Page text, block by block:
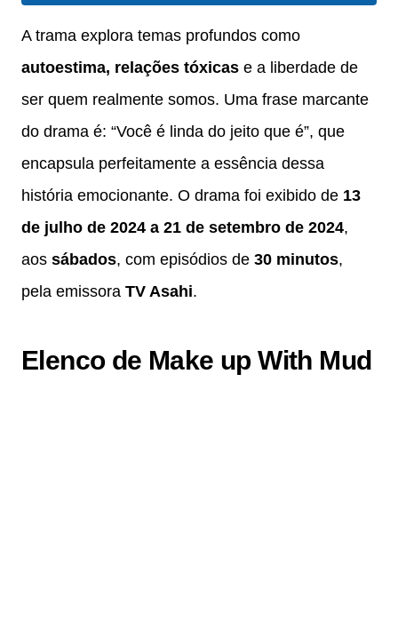
A trama explora temas profundos como
autoestima, relações tóxicas e a liberdade de
ser quem realmente somos. Uma frase marcante
do drama é: “Você é linda do jeito que é”, que
encapsula perfeitamente a essência dessa
história emocionante. O drama foi exibido de 13
de julho de 2024 a 21 de setembro de 2024,
aos sábados, com episódios de 30 minutos,
pela emissora TV Asahi.
Elenco de Make up With Mud